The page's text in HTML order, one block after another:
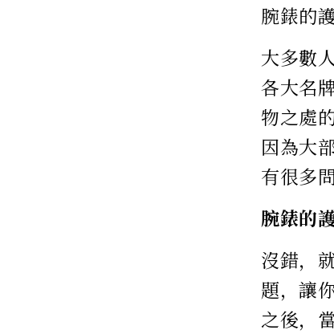
腕錶的
大多數
各大名
物之處
因為大
有很多
腕錶的
沒錯，
題，讓
之後，